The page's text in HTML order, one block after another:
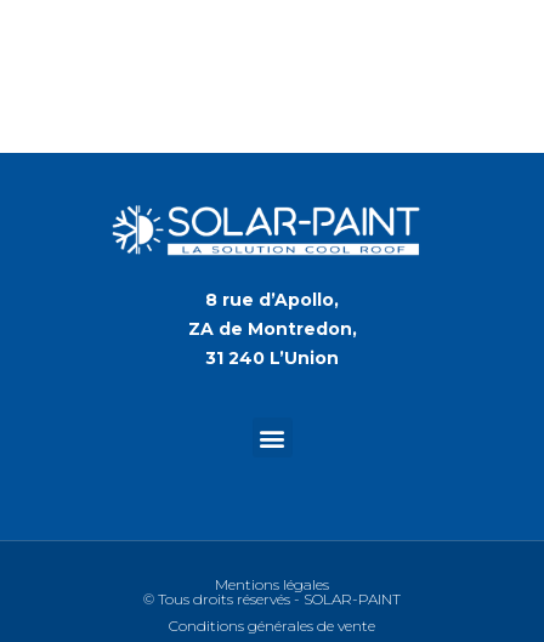
8 rue d’Apollo,
ZA de Montredon,
31 240 L’Union
Mentions légales
© Tous droits réservés - SOLAR-PAINT
Conditions générales de vente